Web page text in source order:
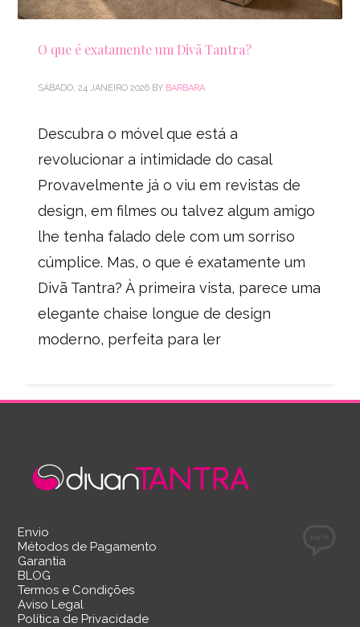
O que é exatamente um Divã Tantra?
SÁBADO, 24 JANEIRO 2026 BY BARBARA
Descubra o móvel que está a
revolucionar a intimidade do casal
Provavelmente já o viu em revistas de
design, em filmes ou talvez algum amigo
lhe tenha falado dele com um sorriso
cúmplice. Mas, o que é exatamente um
Divã Tantra? À primeira vista, parece uma
elegante chaise longue de design
moderno, perfeita para ler
PUBLISHED IN SEM CATEGORIA
Envio
Métodos de Pagamento
Garantia
BLOG
Termos e Condições
Aviso Legal
Política de Privacidade